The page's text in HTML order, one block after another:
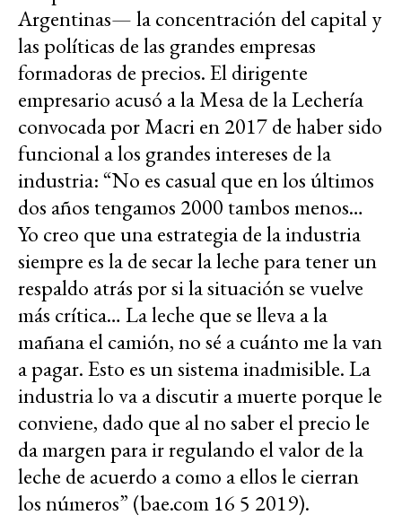
Argentinas— la concentración del capital y
las políticas de las grandes empresas
formadoras de precios. El dirigente
empresario acusó a la Mesa de la Lechería
convocada por Macri en 2017 de haber sido
funcional a los grandes intereses de la
industria: “No es casual que en los últimos
dos años tengamos 2000 tambos menos…
Yo creo que una estrategia de la industria
siempre es la de secar la leche para tener un
respaldo atrás por si la situación se vuelve
más crítica… La leche que se lleva a la
mañana el camión, no sé a cuánto me la van
a pagar. Esto es un sistema inadmisible. La
industria lo va a discutir a muerte porque le
conviene, dado que al no saber el precio le
da margen para ir regulando el valor de la
leche de acuerdo a como a ellos le cierran
los números” (bae.com 16 5 2019).